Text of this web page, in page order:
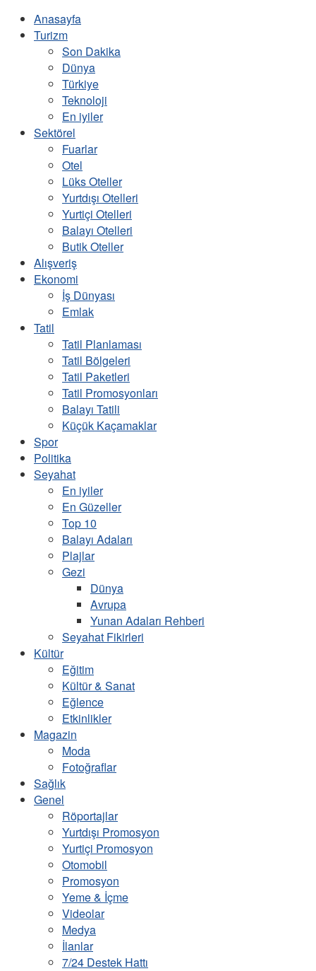
Anasayfa
Turizm
Son Dakika
Dünya
Türkiye
Teknoloji
En iyiler
Sektörel
Fuarlar
Otel
Lüks Oteller
Yurtdışı Otelleri
Yurtiçi Otelleri
Balayı Otelleri
Butik Oteller
Alışveriş
Ekonomi
İş Dünyası
Emlak
Tatil
Tatil Planlaması
Tatil Bölgeleri
Tatil Paketleri
Tatil Promosyonları
Balayı Tatili
Küçük Kaçamaklar
Spor
Politika
Seyahat
En iyiler
En Güzeller
Top 10
Balayı Adaları
Plajlar
Gezi
Dünya
Avrupa
Yunan Adaları Rehberi
Seyahat Fikirleri
Kültür
Eğitim
Kültür & Sanat
Eğlence
Etkinlikler
Magazin
Moda
Fotoğraflar
Sağlık
Genel
Röportajlar
Yurtdışı Promosyon
Yurtiçi Promosyon
Otomobil
Promosyon
Yeme & İçme
Videolar
Medya
İlanlar
7/24 Destek Hattı